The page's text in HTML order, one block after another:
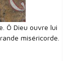
Ô Dieu ouvre lui
miséricorde.